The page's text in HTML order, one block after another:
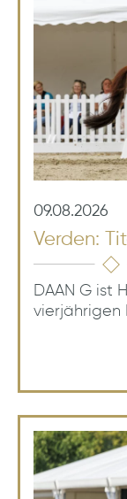
09.08.2026
Verden:
DAAN G ist
vierjährigen